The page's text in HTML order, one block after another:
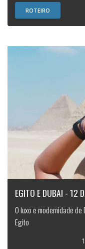
ROTEIRO
EGITO E DUBAI - 12
O luxo e modernidade
Egito